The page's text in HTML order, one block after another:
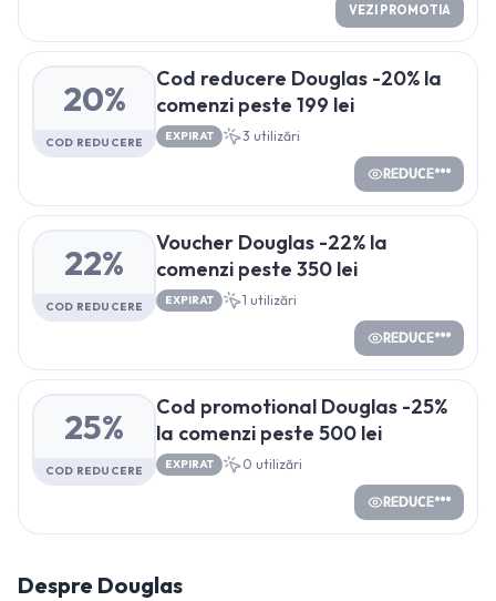
VEZI PROMOTIA
20%
COD REDUCERE
Cod reducere Douglas -20% la
comenzi peste 199 lei
EXPIRAT 3 utilizări
REDUCE***
22%
COD REDUCERE
Voucher Douglas -22% la
comenzi peste 350 lei
EXPIRAT 1 utilizări
REDUCE***
25%
COD REDUCERE
Cod promotional Douglas -25%
la comenzi peste 500 lei
EXPIRAT 0 utilizări
REDUCE***
Despre Douglas